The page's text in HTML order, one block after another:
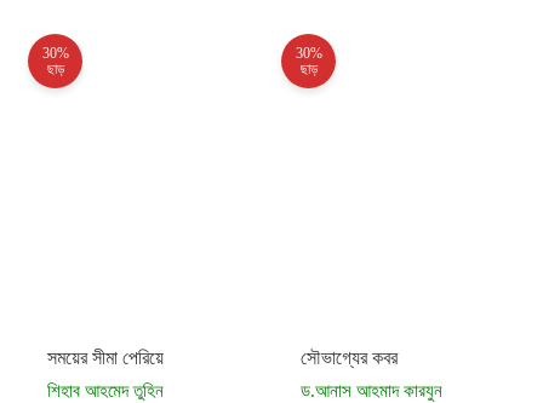
30%
ছাড়
সময়ের সীমা পেরিয়ে
শিহাব আহমেদ তুহিন
30%
ছাড়
সৌভাগ্যের কবর
ড.আনাস আহমাদ কারযুন